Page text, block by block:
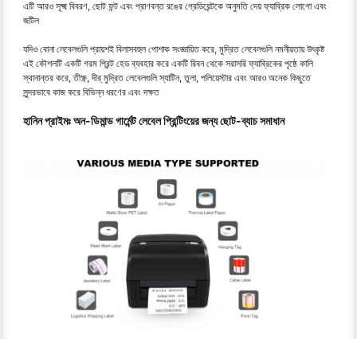
এটি আরও সূক্ষ্ম বিবরণ, ছোট ফন্ট এবং প্রাণবন্ত রঙের গ্রেডিয়েন্টকে অনুমতি দেয় ফ্যাব্রিক লোগো এবং
জটিল
যদিও বোনা লেবেলগুলি প্রায়শই বিলাসবহুল পোশাক সংজ্ঞায়িত করে, মুদ্রিত লেবেলগুলি নমনীয়তায় উৎকৃষ্ট
এই কৌশলটি একটি গরম প্রিন্ট হেড ব্যবহার করে একটি রিবন থেকে সরাসরি ফ্যাব্রিকের পৃষ্ঠে কালি
স্থানান্তর করে, তীক্ষ্ণ, দীর্ মুদ্রিত লেবেলগুলি স্যাটিন, তুলা, পলিয়েস্টার এবং আরও অনেক কিছুতে
সুন্দরভাবে কাজ করে বিভিন্ন ধরণের এবং দক্ষত
হানিন প্রাইমঃ অন-ডিমান্ড গার্মেন্ট লেবেল প্রিন্টিংয়ের জন্য ছোট-ব্যাচ সমাধান